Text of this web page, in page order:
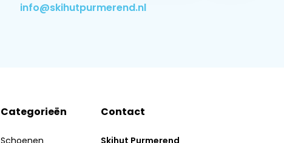
info@skihutpurmerend.nl
Categorieën Contact